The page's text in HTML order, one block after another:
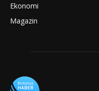
Ekonomi
Magazin